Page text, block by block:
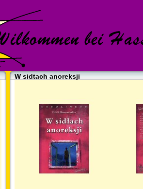
W sidtach anoreksji